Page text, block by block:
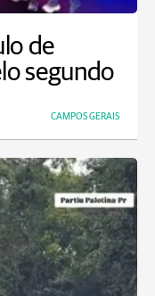
de
segundo
CAMPOS GERAIS